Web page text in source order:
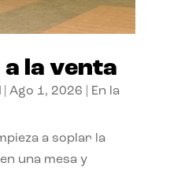
la venta
| Ago 1, 2026
En la
a soplar la
una mesa y